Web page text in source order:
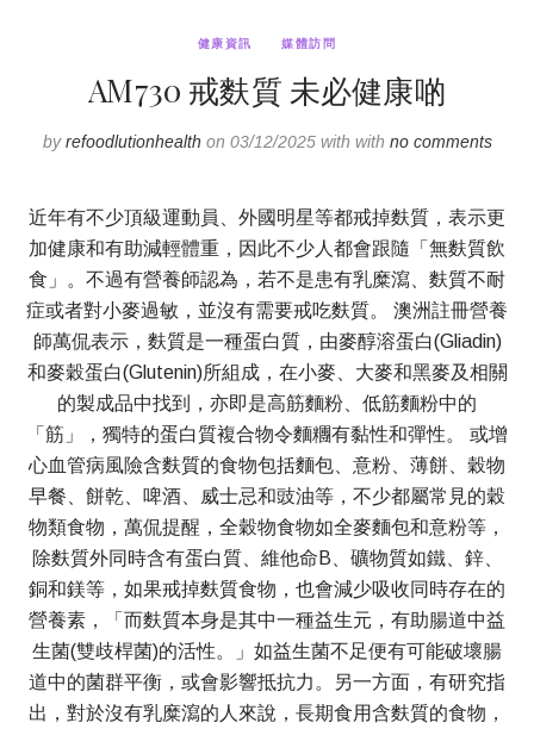
健康資訊 媒體訪問
AM730 戒麩質 未必健康啲
byrefoodlutionhealth on 03/12/2025 with with no comments
近年有不少頂級運動員、外國明星等都戒掉麩質，表示更
加健康和有助減輕體重，因此不少人都會跟隨「無麩質飲
食」。不過有營養師認為，若不是患有乳糜瀉、麩質不耐
症或者對小麥過敏，並沒有需要戒吃麩質。 澳洲註冊營養
師萬侃表示，麩質是一種蛋白質，由麥醇溶蛋白(Gliadin)
和麥穀蛋白(Glutenin)所組成，在小麥、大麥和黑麥及相關
的製成品中找到，亦即是高筋麵粉、低筋麵粉中的
「筋」，獨特的蛋白質複合物令麵糰有黏性和彈性。 或增
心血管病風險含麩質的食物包括麵包、意粉、薄餅、穀物
早餐、餅乾、啤酒、威士忌和豉油等，不少都屬常見的穀
物類食物，萬侃提醒，全穀物食物如全麥麵包和意粉等，
除麩質外同時含有蛋白質、維他命B、礦物質如鐵、鋅、
銅和鎂等，如果戒掉麩質食物，也會減少吸收同時存在的
營養素，「而麩質本身是其中一種益生元，有助腸道中益
生菌(雙歧桿菌)的活性。」如益生菌不足便有可能破壞腸
道中的菌群平衡，或會影響抵抗力。另一方面，有研究指
出，對於沒有乳糜瀉的人來說，長期食用含麩質的食物，